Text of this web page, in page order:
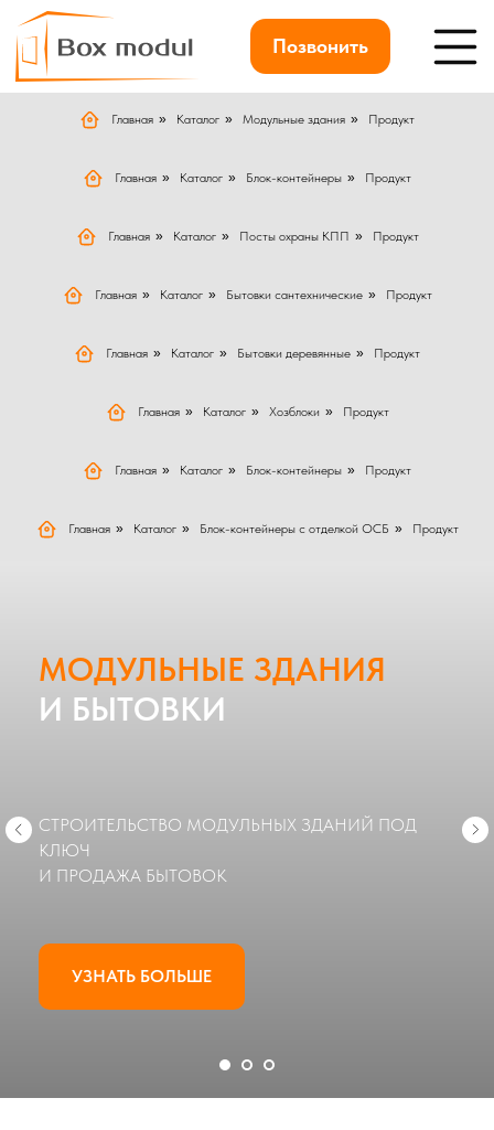
Позвонить
Главная » Каталог » Модульные здания » Продукт
Главная » Каталог » Блок-контейнеры » Продукт
Главная » Каталог » Посты охраны КПП » Продукт
Главная » Каталог » Бытовки сантехнические » Продукт
Главная » Каталог » Бытовки деревянные » Продукт
Главная » Каталог » Хозблоки » Продукт
Главная » Каталог » Блок-контейнеры » Продукт
Главная » Каталог » Блок-контейнеры с отделкой ОСБ » Продукт
МОДУЛЬНЫЕ ЗДАНИЯ
И БЫТОВКИ
СТРОИТЕЛЬСТВО МОДУЛЬНЫХ ЗДАНИЙ ПОД
КЛЮЧ
И ПРОДАЖА БЫТОВОК
УЗНАТЬ БОЛЬШЕ